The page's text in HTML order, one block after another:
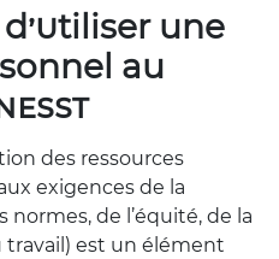
une
au
des ressources
exigences de la
normes, de l’équité, de la
est un élément